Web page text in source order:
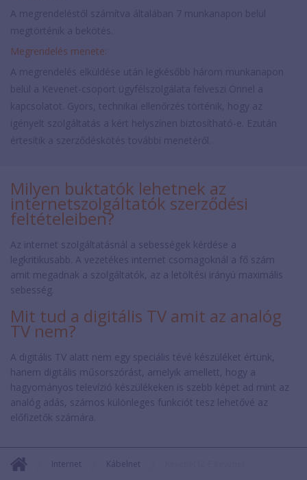
Megrendelés menete:
Milyen buktatók lehetnek az
internetszolgáltatók szerződési
feltételeiben?
Az internet szolgáltatásnál a sebességek kérdése a
legkritikusabb. A vezetékes internet csomagoknál a fő szám
amit megadnak a szolgáltatók, az a letöltési irányú maximális
sebesség.
Mit tud a digitális TV amit az analóg
TV nem?
A digitális TV alatt nem egy speciális tévé készüléket értünk,
hanem digitális műsorszórást, amelyik amellett, hogy a
hagyományos televízió készülékeken is szebb képet ad mint az
analóg adás, számos különleges funkciót tesz lehetővé az
előfizetők számára.
Internet Kábelnet